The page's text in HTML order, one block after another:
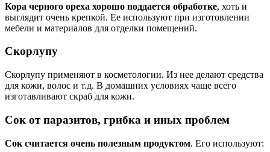
Кора черного ореха хорошо поддается обработке, хоть и
выглядит очень крепкой. Ее используют при изготовлении
мебели и материалов для отделки помещений.
Скорлупу
Скорлупу применяют в косметологии. Из нее делают средства
для кожи, волос и т.д. В домашних условиях чаще всего
изготавливают скраб для кожи.
Сок от паразитов, грибка и иных проблем
Сок считается очень полезным продуктом. Его используют: